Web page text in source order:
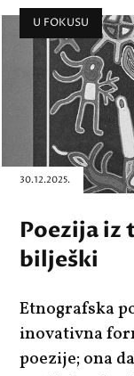
U FOKUSU
30.12.2025.
Poezija iz
bilješki
Etnografska
inovativna
poezije; ona